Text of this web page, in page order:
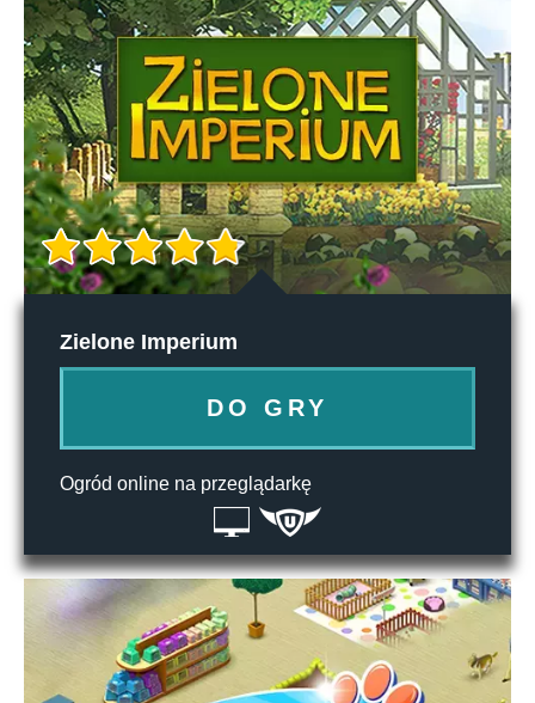
Zielone Imperium
DO GRY
Ogród online na przeglądarkę